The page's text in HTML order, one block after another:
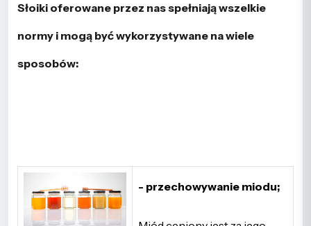
Słoiki oferowane przez nas spełniają wszelkie
normy i mogą być wykorzystywane na wiele
sposobów:
- przechowywanie miodu;